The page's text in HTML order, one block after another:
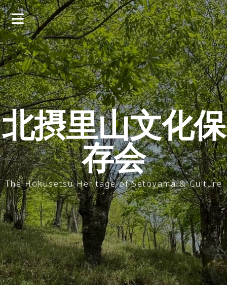
コ
ン
テ
ン
ツ
へ
ス
キ
ッ
プ
北摂里山文化保
存会
The Hokusetsu Heritage of Setoyama & Culture